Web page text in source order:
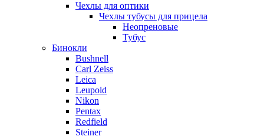
Чехлы для оптики
Чехлы тубусы для прицела
Неопреновые
Тубус
Бинокли
Bushnell
Carl Zeiss
Leica
Leupold
Nikon
Pentax
Redfield
Steiner